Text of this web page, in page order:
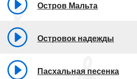
Остров Мальта
Островок надежды
Пасхальная песенка